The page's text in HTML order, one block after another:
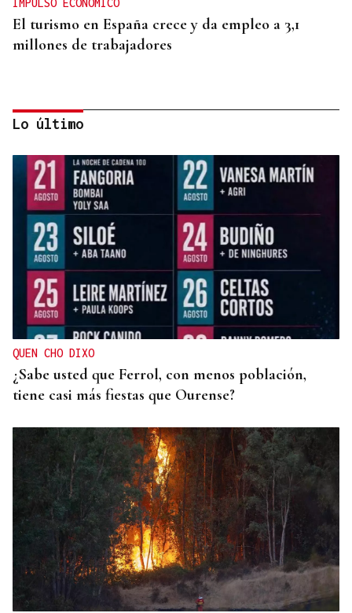
IMPULSO ECONÓMICO
El turismo en España crece y da empleo a 3,1
millones de trabajadores
DATOS DEL INE
Gráfico | La compraventa de viviendas
experimentó su mejor junio en 19 años
Lo último
QUEN CHO DIXO
¿Sabe usted que Ferrol, con menos población,
tiene casi más fiestas que Ourense?